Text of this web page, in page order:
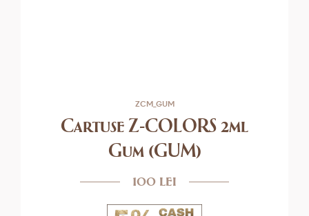
ZCM_GUM
Cartuse Z-COLORS 2ml
Gum (GUM)
100 lei